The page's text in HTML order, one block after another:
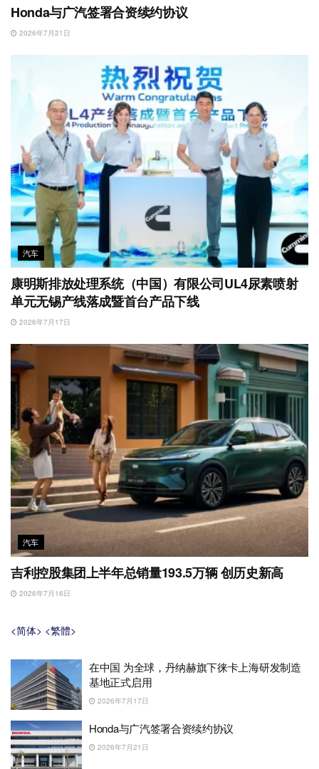
Honda与广汽签署合资续约协议
2026年7月21日
汽车
康明斯排放处理系统（中国）有限公司UL4尿素喷射
单元无锡产线落成暨首台产品下线
2026年7月17日
汽车
吉利控股集团上半年总销量193.5万辆 创历史新高
2026年7月16日
<简体> <繁體>
在中国 为全球，丹纳赫旗下徕卡上海研发制造
基地正式启用
2026年7月17日
Honda与广汽签署合资续约协议
2026年7月21日